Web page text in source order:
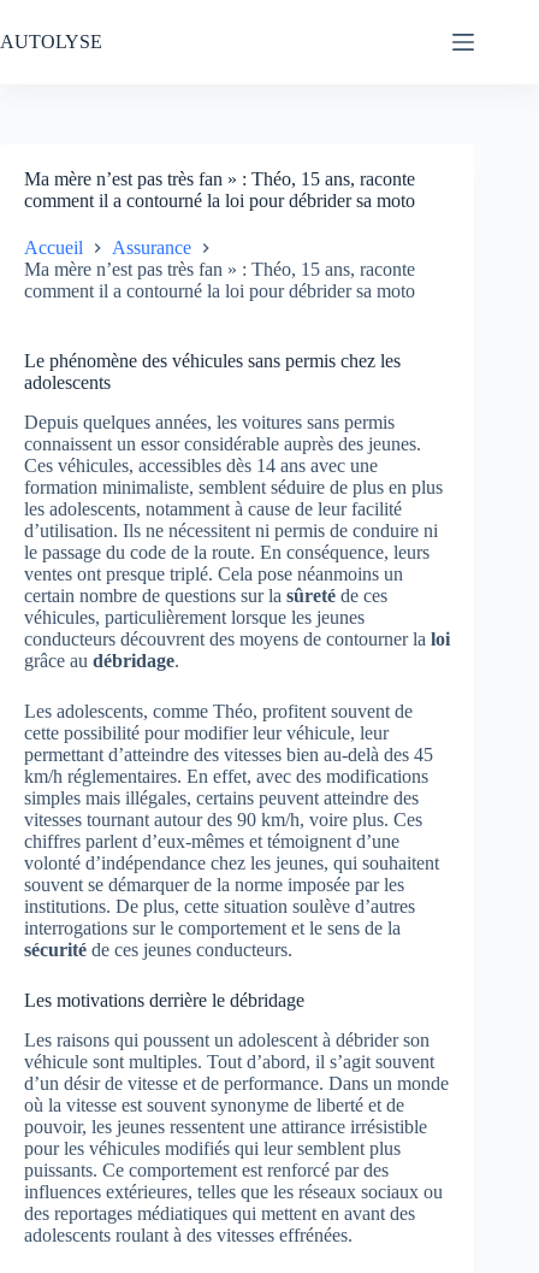
au
contenu
AUTOLYSE
Ma mère n’est pas très fan » : Théo, 15 ans, raconte
comment il a contourné la loi pour débrider sa moto
Accueil
Assurance
Ma mère n’est pas très fan » : Théo, 15 ans, raconte
comment il a contourné la loi pour débrider sa moto
Le phénomène des véhicules sans permis chez les
adolescents
Depuis quelques années, les voitures sans permis
connaissent un essor considérable auprès des jeunes.
Ces véhicules, accessibles dès 14 ans avec une
formation minimaliste, semblent séduire de plus en plus
les adolescents, notamment à cause de leur facilité
d’utilisation. Ils ne nécessitent ni permis de conduire ni
le passage du code de la route. En conséquence, leurs
ventes ont presque triplé. Cela pose néanmoins un
certain nombre de questions sur la sûreté de ces
véhicules, particulièrement lorsque les jeunes
conducteurs découvrent des moyens de contourner la loi
grâce au débridage.
Les adolescents, comme Théo, profitent souvent de
cette possibilité pour modifier leur véhicule, leur
permettant d’atteindre des vitesses bien au-delà des 45
km/h réglementaires. En effet, avec des modifications
simples mais illégales, certains peuvent atteindre des
vitesses tournant autour des 90 km/h, voire plus. Ces
chiffres parlent d’eux-mêmes et témoignent d’une
volonté d’indépendance chez les jeunes, qui souhaitent
souvent se démarquer de la norme imposée par les
institutions. De plus, cette situation soulève d’autres
interrogations sur le comportement et le sens de la
sécurité de ces jeunes conducteurs.
Les motivations derrière le débridage
Les raisons qui poussent un adolescent à débrider son
véhicule sont multiples. Tout d’abord, il s’agit souvent
d’un désir de vitesse et de performance. Dans un monde
où la vitesse est souvent synonyme de liberté et de
pouvoir, les jeunes ressentent une attirance irrésistible
pour les véhicules modifiés qui leur semblent plus
puissants. Ce comportement est renforcé par des
influences extérieures, telles que les réseaux sociaux ou
des reportages médiatiques qui mettent en avant des
adolescents roulant à des vitesses effrénées.